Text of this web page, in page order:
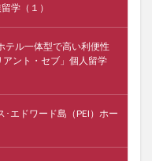
学（１）
ル一体型で高い利便性
ント・セブ」個人留学
ドワード島（PEI）ホー